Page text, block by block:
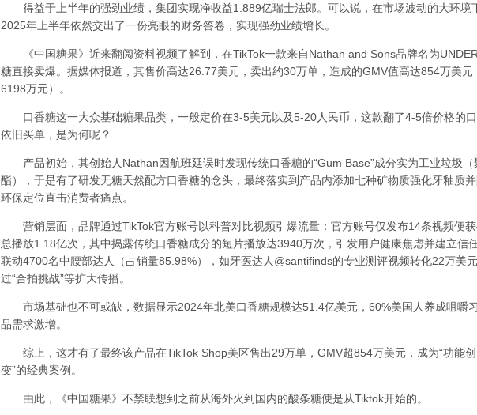
得益于上半年的强劲业绩，集团实现净收益1.889亿瑞士法郎。可以说，在市场波动的大环境
2025年上半年依然交出了一份亮眼的财务答卷，实现强劲业绩增长。
《中国糖果》近来翻阅资料视频了解到，在TikTok一款来自Nathan and Sons品牌名为
糖直接卖爆。据媒体报道，其售价高达26.77美元，卖出约30万单，造成的GMV值高达854万美元
6198万元）。
口香糖这一大众基础糖果品类，一般定价在3-5美元以及5-20人民币，这款翻了4-5倍价格的
依旧买单，是为何呢？
产品初始，其创始人Nathan因航班延误时发现传统口香糖的“Gum Base”成分实为工业垃圾（
酯），于是有了研发无糖天然配方口香糖的念头，最终落实到产品内添加七种矿物质强化牙釉质
环保定位直击消费者痛点。
营销层面，品牌通过TikTok官方账号以科普对比视频引爆流量：官方账号仅发布14条视频便获
总播放1.18亿次，其中揭露传统口香糖成分的短片播放达3940万次，引发用户健康焦虑并建立信
联动4700名中腰部达人（占销量85.98%），如牙医达人@santifinds的专业测评视频转化22万美
过“合拍挑战”等扩大传播。
市场基础也不可或缺，数据显示2024年北美口香糖规模达51.4亿美元，60%美国人养成咀嚼
品需求激增。
综上，这才有了最终该产品在TikTok Shop美区售出29万单，GMV超854万美元，成为“功能
变”的经典案例。
由此，《中国糖果》不禁联想到之前从海外火到国内的酸条糖便是从Tiktok开始的。